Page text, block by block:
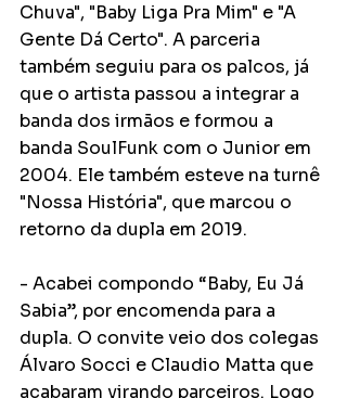
Chuva", "Baby Liga Pra Mim" e "A
Gente Dá Certo". A parceria
também seguiu para os palcos, já
que o artista passou a integrar a
banda dos irmãos e formou a
banda SoulFunk com o Junior em
2004. Ele também esteve na turnê
"Nossa História", que marcou o
retorno da dupla em 2019.
- Acabei compondo “Baby, Eu Já
Sabia”, por encomenda para a
dupla. O convite veio dos colegas
Álvaro Socci e Claudio Matta que
acabaram virando parceiros. Logo